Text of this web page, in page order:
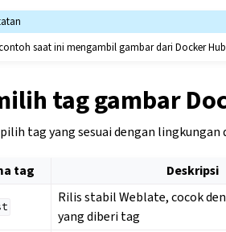
saat ini mengambil gambar dari Docker
tag gambar
tag yang sesuai dengan lingkungan
tag Deskripsi
Rilis stabil Weblate, cocok
yang diberi tag